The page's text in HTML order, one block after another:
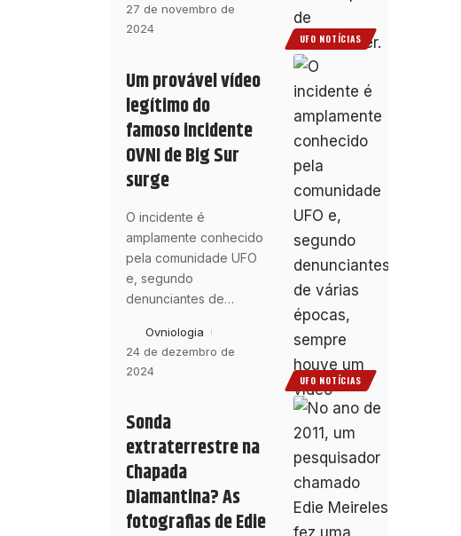
UFO NOTÍCIAS
27 de novembro de
2024
UFO NOTÍCIAS
Um provável vídeo
legítimo do
famoso incidente
OVNI de Big Sur
surge
O incidente é
amplamente conhecido
pela comunidade UFO
e, segundo
denunciantes de…
Ovniologia
24 de dezembro de
2024
Sonda
extraterrestre na
Chapada
Diamantina? As
fotografias de Edie